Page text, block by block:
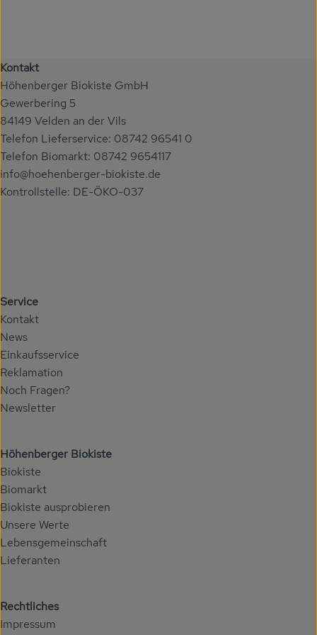
Kontakt
Höhenberger Biokiste GmbH
Gewerbering 5
84149 Velden an der Vils
Telefon Lieferservice: 08742 96541 0
Telefon Biomarkt: 08742 9654117
info@hoehenberger-biokiste.de
Kontrollstelle: DE-ÖKO-037
Service
Kontakt
News
Einkaufsservice
Reklamation
Noch Fragen?
Newsletter
Höhenberger Biokiste
Biokiste
Biomarkt
Biokiste ausprobieren
Unsere Werte
Lebensgemeinschaft
Lieferanten
Rechtliches
Impressum